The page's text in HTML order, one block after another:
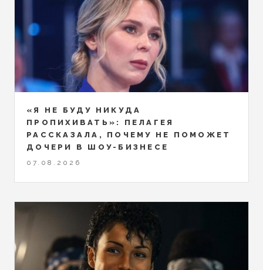
«Я НЕ БУДУ НИКУДА
ПРОПИХИВАТЬ»: ПЕЛАГЕЯ
РАССКАЗАЛА, ПОЧЕМУ НЕ ПОМОЖЕТ
ДОЧЕРИ В ШОУ-БИЗНЕСЕ
07.08.2026